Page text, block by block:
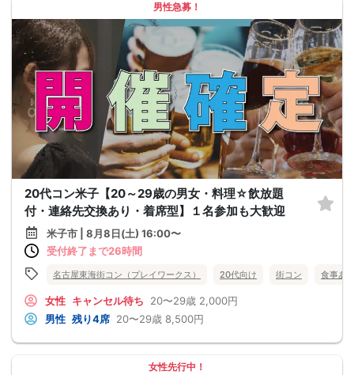
男性急募！
20代コン米子【20～29歳の男女・料理☆飲放題
付・連絡先交換あり・着席型】１名参加も大歓迎
米子市 | 8月8日(土) 16:00〜
受付終了まで26時間
名古屋東海街コン（プレイワークス） 20代向け 街コン 食事あ
女性 キャンセル待ち 20〜29歳 2,000円
男性 残り4席 20〜29歳 8,500円
女性先行中！